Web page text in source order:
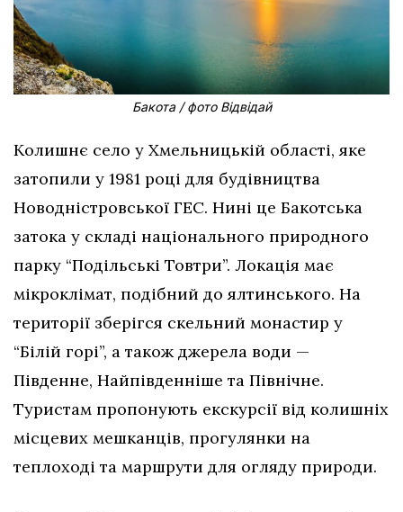
Бакота / фото Відвідай
Колишнє село у Хмельницькій області, яке
затопили у 1981 році для будівництва
Новодністровської ГЕС. Нині це Бакотська
затока у складі національного природного
парку “Подільські Товтри”. Локація має
мікроклімат, подібний до ялтинського. На
території зберігся скельний монастир у
“Білій горі”, а також джерела води —
Південне, Найпівденніше та Північне.
Туристам пропонують екскурсії від колишніх
місцевих мешканців, прогулянки на
теплоході та маршрути для огляду природи.